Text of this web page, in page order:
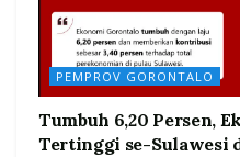
PEMPROV GORONTALO
Tumbuh 6,20 Persen,
Tertinggi se-Sulawesi